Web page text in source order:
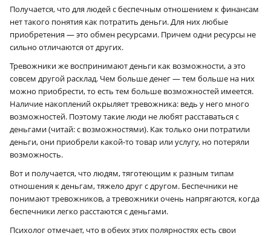
Получается, что для людей с беспечным отношением к финансам
нет такого понятия как потратить деньги. Для них любые
приобретения — это обмен ресурсами. Причем одни ресурсы не
сильно отличаются от других.
Тревожники же воспринимают деньги как возможности, а это
совсем другой расклад. Чем больше денег — тем больше на них
можно приобрести, то есть тем больше возможностей имеется.
Наличие накоплений окрыляет тревожника: ведь у него много
возможностей. Поэтому такие люди не любят расставаться с
деньгами (читай: с возможностями). Как только они потратили
деньги, они приобрели какой-то товар или услугу, но потеряли
возможность.
Вот и получается, что людям, тяготеющим к разным типам
отношения к деньгам, тяжело друг с другом. Беспечники не
понимают тревожников, а тревожники очень напрягаются, когда
беспечники легко расстаются с деньгами.
Психолог отмечает, что в обеих этих полярностях есть свои